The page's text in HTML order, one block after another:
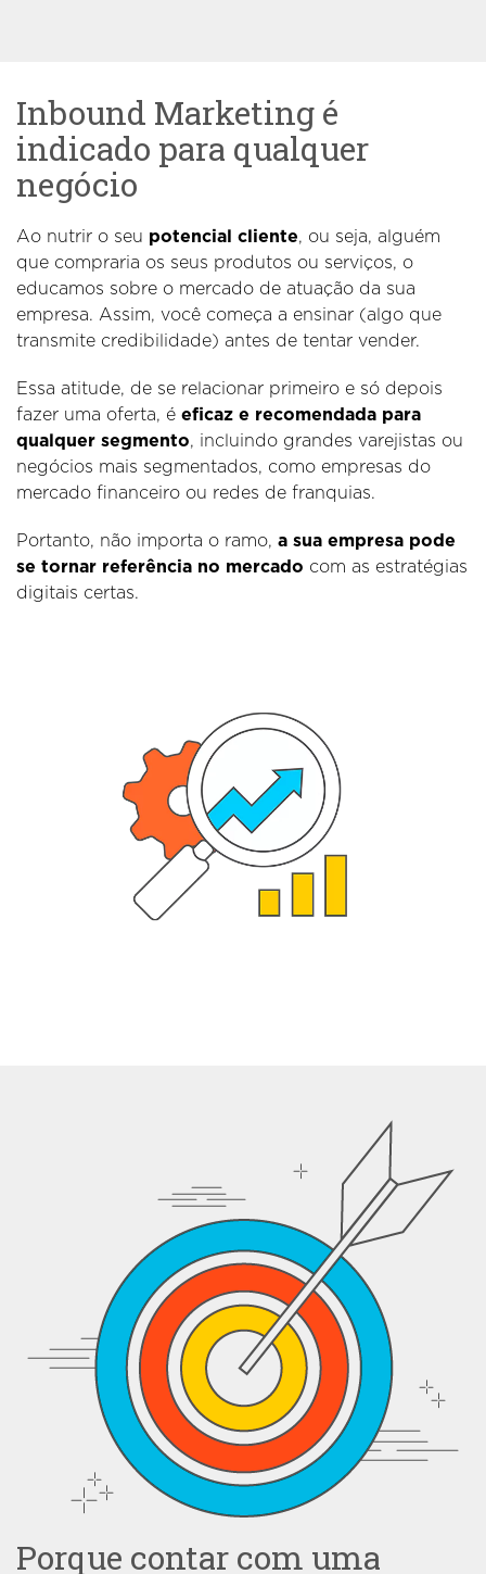
Inbound Marketing é
indicado para qualquer
negócio
Ao nutrir o seu potencial cliente, ou seja, alguém
que compraria os seus produtos ou serviços, o
educamos sobre o mercado de atuação da sua
empresa. Assim, você começa a ensinar (algo que
transmite credibilidade) antes de tentar vender.
Essa atitude, de se relacionar primeiro e só depois
fazer uma oferta, é eficaz e recomendada para
qualquer segmento, incluindo grandes varejistas ou
negócios mais segmentados, como empresas do
mercado financeiro ou redes de franquias.
Portanto, não importa o ramo, a sua empresa pode
se tornar referência no mercado com as estratégias
digitais certas.
Porque contar com uma